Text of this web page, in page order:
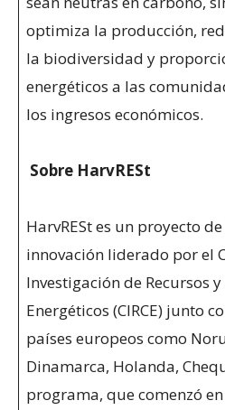
optimiza la producción,
la biodiversidad y
energéticos a las
los ingresos económicos.
Sobre HarvRESt
HarvRESt es un proyecto
innovación liderado por el
Investigación de Recursos
Energéticos (CIRCE) junto
países europeos como
Dinamarca, Holanda,
programa, que comenzó